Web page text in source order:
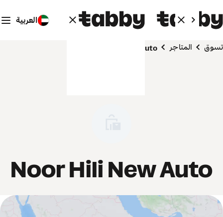
العربية
تسوق المتاجر Noor Hili New Auto
Noor Hili New Auto